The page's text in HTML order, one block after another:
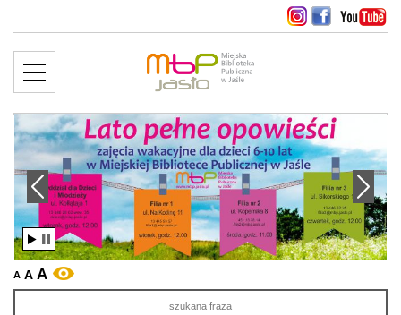
MENU
slajd Następny slajd
A A A WERSJA KONTRASTOWA